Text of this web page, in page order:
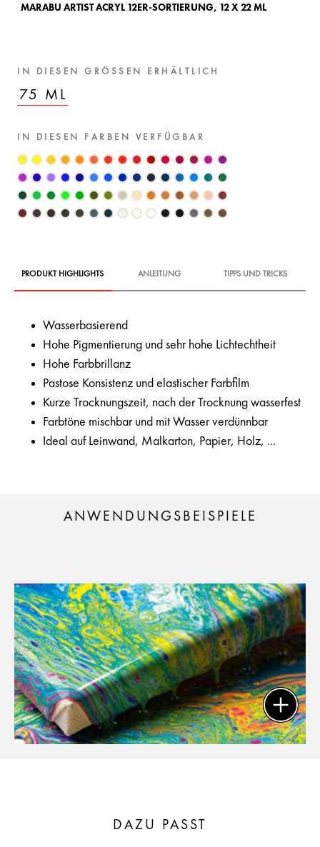
MARABU ARTIST ACRYL 12ER-SORTIERUNG, 12 X 22 ML
IN DIESEN GRÖSSEN ERHÄLTLICH
75 ML
IN DIESEN FARBEN VERFÜGBAR
PRODUKT HIGHLIGHTS ANLEITUNG TIPPS UND TRICKS
Wasserbasierend
Hohe Pigmentierung und sehr hohe Lichtechtheit
Hohe Farbbrillanz
Pastose Konsistenz und elastischer Farbfilm
Kurze Trocknungszeit, nach der Trocknung wasserfest
Farbtöne mischbar und mit Wasser verdünnbar
Ideal auf Leinwand, Malkarton, Papier, Holz, ...
ANWENDUNGSBEISPIELE
DAZU PASST